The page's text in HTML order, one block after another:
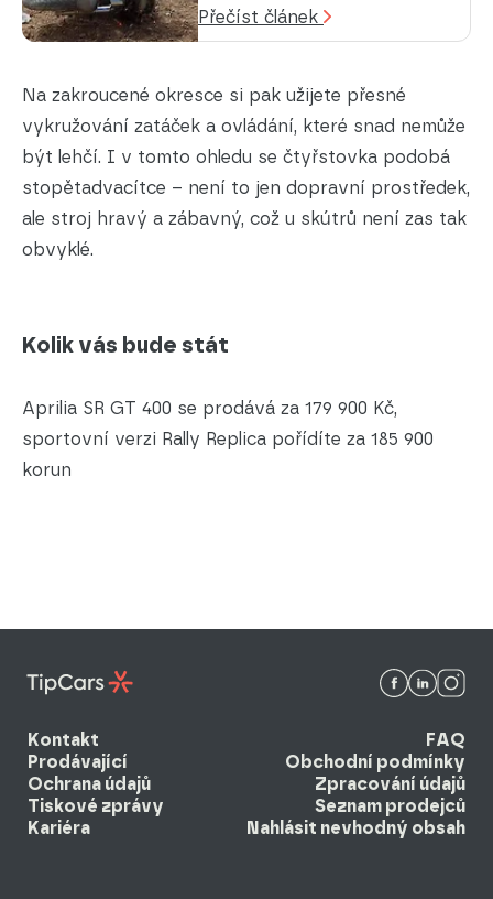
Přečíst článek
Na zakroucené okresce si pak užijete přesné
vykružování zatáček a ovládání, které snad nemůže
být lehčí. I v tomto ohledu se čtyřstovka podobá
stopětadvacítce – není to jen dopravní prostředek,
ale stroj hravý a zábavný, což u skútrů není zas tak
obvyklé.
Kolik vás bude stát
Aprilia SR GT 400 se prodává za 179 900 Kč,
sportovní verzi Rally Replica pořídíte za 185 900
korun
Kontakt
FAQ
Prodávající
Obchodní podmínky
Ochrana údajů
Zpracování údajů
Tiskové zprávy
Seznam prodejců
Kariéra
Nahlásit nevhodný obsah